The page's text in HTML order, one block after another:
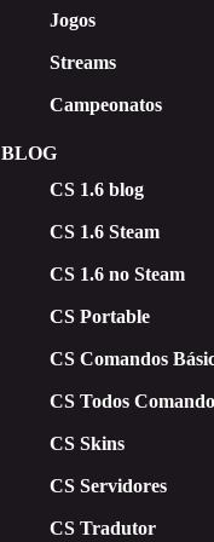
Jogos
Streams
Campeonatos
BLOG
CS 1.6 blog
CS 1.6 Steam
CS 1.6 no Steam
CS Portable
CS Comandos
CS Todos
CS Skins
CS Servidores
CS Tradutor